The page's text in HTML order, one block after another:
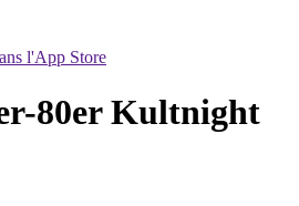
l'App Store
80er Kultnight